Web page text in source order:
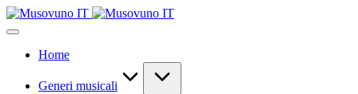
Skip
to
Home
Generi musicali